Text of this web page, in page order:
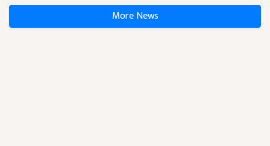
More News